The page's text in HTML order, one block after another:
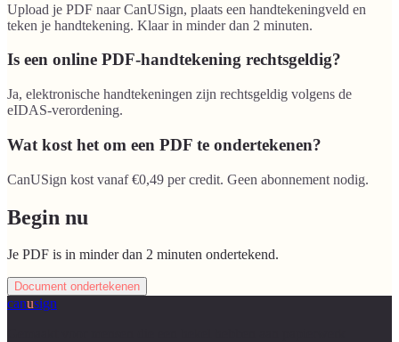
Upload je PDF naar CanUSign, plaats een handtekeningveld en
teken je handtekening. Klaar in minder dan 2 minuten.
Is een online PDF-handtekening rechtsgeldig?
Ja, elektronische handtekeningen zijn rechtsgeldig volgens de
eIDAS-verordening.
Wat kost het om een PDF te ondertekenen?
CanUSign kost vanaf €0,49 per credit. Geen abonnement nodig.
Begin nu
Je PDF is in minder dan 2 minuten ondertekend.
Document ondertekenen
canusign